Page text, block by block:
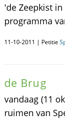
'de Zeepkist
programma
11-10-2011 | Petitie
de Brug
vandaag (11
ruimen van